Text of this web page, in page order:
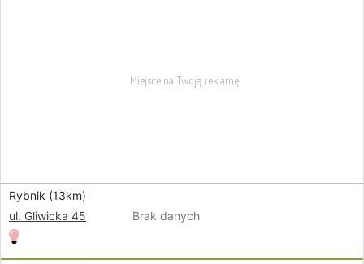
Rybnik (13km)
ul. Gliwicka 45
Brak danych